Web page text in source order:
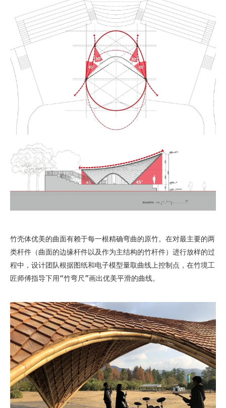
竹壳体优美的曲面有赖于每一根精确弯曲的原竹。在对最主要的两
类杆件（曲面的边缘杆件以及作为主结构的竹杆件）进行放样的过
程中，设计团队根据图纸和电子模型量取曲线上控制点，在竹境工
匠师傅指导下用“竹弯尺”画出优美平滑的曲线。